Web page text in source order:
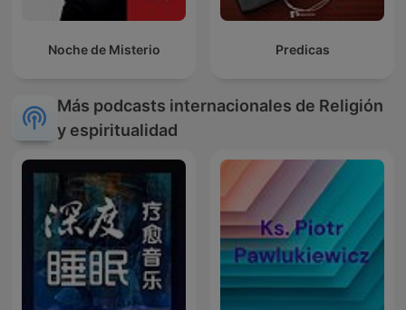
Noche de Misterio Predicas
Más podcasts internacionales de Religión
y espiritualidad